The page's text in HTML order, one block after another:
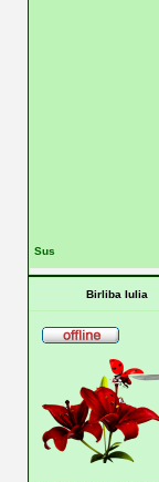
Sus
Birliba Iulia